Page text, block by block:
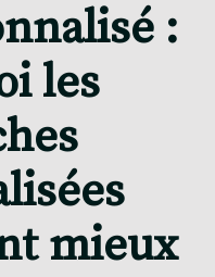
:
les
mieux